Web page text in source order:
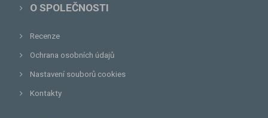
O SPOLEČNOSTI
Recenze
Ochrana osobních údajů
Nastavení souborů cookies
Kontakty